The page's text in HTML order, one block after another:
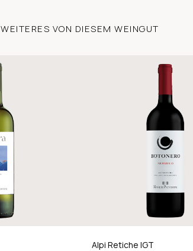
WEITERES VON DIESEM WEINGUT
Alpi Retiche IGT